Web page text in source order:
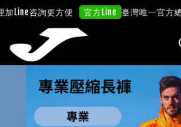
Line咨詢更方便 官方Line 臺灣唯一官方總